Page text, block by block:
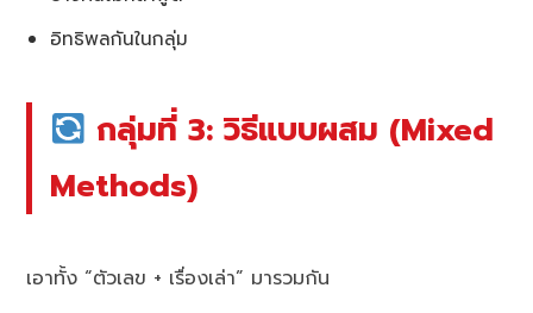
อิทธิพลกันในกลุ่ม
กลุ่มที่ 3: วิธีแบบผสม (Mixed
Methods)
เอาทั้ง “ตัวเลข + เรื่องเล่า” มารวมกัน